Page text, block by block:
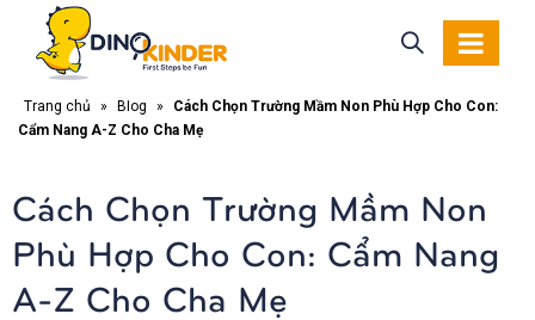
Trang chủ » Blog »
Cách Chọn Trường Mầm Non Phù Hợp Cho Con:
Cẩm Nang A-Z Cho Cha Mẹ
Cách Chọn Trường Mầm Non
Phù Hợp Cho Con: Cẩm Nang
A-Z Cho Cha Mẹ